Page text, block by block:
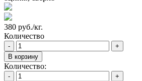
380 руб./кг.
Количество
-
+
В корзину
Количество:
-
+